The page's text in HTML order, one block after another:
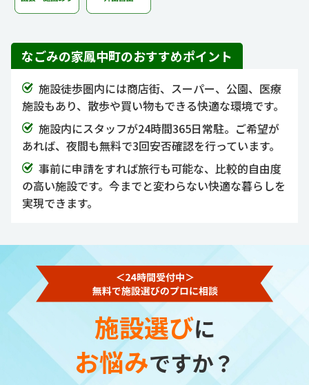
なごみの家鳳中町のおすすめポイント
施設徒歩圏内には商店街、スーパー、公園、医療
施設もあり、散歩や買い物もできる快適な環境です。
施設内にスタッフが24時間365日常駐。ご希望が
あれば、夜間も無料で3回安否確認を行っています。
事前に申請をすれば旅行も可能な、比較的自由度
の高い施設です。今までと変わらない快適な暮らしを
実現できます。
施設選びに
お悩みですか？